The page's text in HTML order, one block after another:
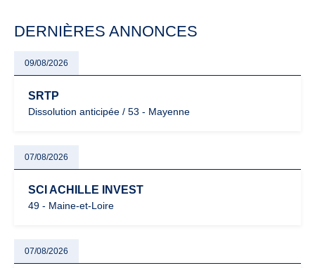
DERNIÈRES ANNONCES
09/08/2026
SRTP
Dissolution anticipée / 53 - Mayenne
07/08/2026
SCI ACHILLE INVEST
49 - Maine-et-Loire
07/08/2026